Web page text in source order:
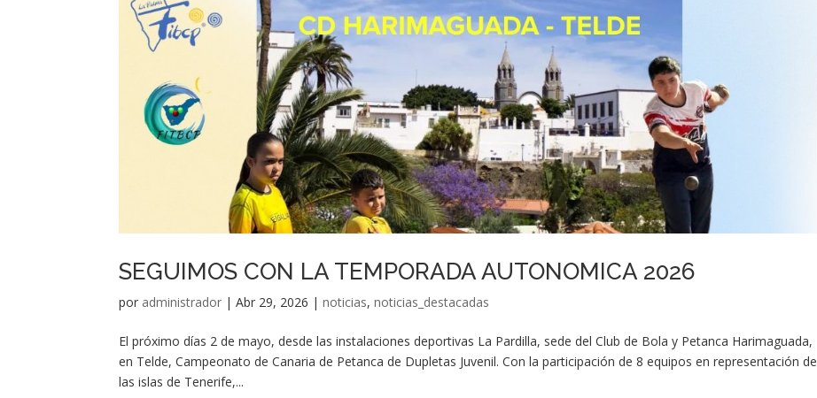
SEGUIMOS CON LA TEMPORADA AUTONOMICA 2026
por administrador |Abr 29, 2026 |noticias,noticias_destacadas
El próximo días 2 de mayo, desde las instalaciones deportivas La Pardilla, sede del Club de Bola y Petanca Harimaguada,
en Telde, Campeonato de Canaria de Petanca de Dupletas Juvenil. Con la participación de 8 equipos en representación de
las islas de Tenerife,...